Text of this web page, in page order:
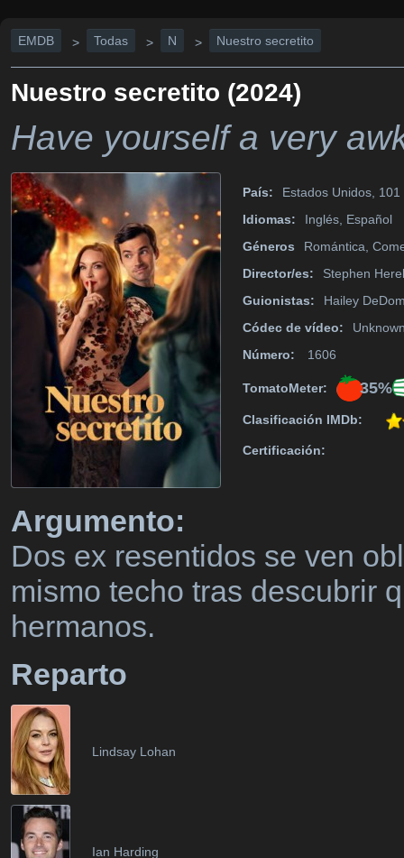
EMDB > Todas > N > Nuestro secretito
Nuestro secretito (2024)
Have yourself a very
País:
Estados Unidos,
Idiomas:
Inglés, Español
Géneros
Romántica,
Director/es:
Stephen
Guionistas:
Hailey
Códec de vídeo:
Número:
1606
TomatoMeter: 35%
Clasificación IMDb:
Certificación:
Argumento:
Dos ex resentidos se ven
mismo techo tras descubrir
hermanos.
Reparto
Lindsay Lohan
Ian Harding